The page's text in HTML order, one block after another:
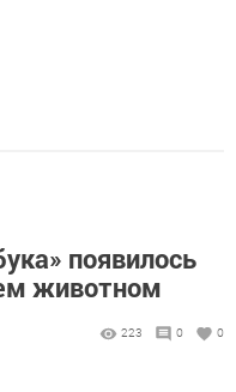
появилось
животном
223 0 0